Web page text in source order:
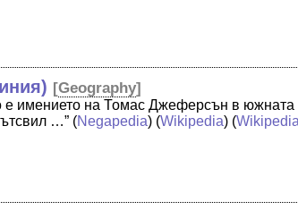
[Geography]
е имението на Томас Джеферсън в
…” (Negapedia) (Wikipedia) (